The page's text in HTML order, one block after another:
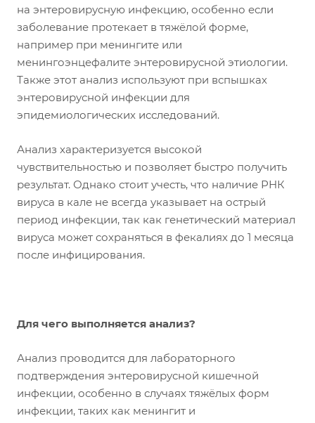
на энтеровирусную инфекцию, особенно если
заболевание протекает в тяжёлой форме,
например при менингите или
менингоэнцефалите энтеровирусной этиологии.
Также этот анализ используют при вспышках
энтеровирусной инфекции для
эпидемиологических исследований.
Анализ характеризуется высокой
чувствительностью и позволяет быстро получить
результат. Однако стоит учесть, что наличие РНК
вируса в кале не всегда указывает на острый
период инфекции, так как генетический материал
вируса может сохраняться в фекалиях до 1 месяца
после инфицирования.
Для чего выполняется анализ?
Анализ проводится для лабораторного
подтверждения энтеровирусной кишечной
инфекции, особенно в случаях тяжёлых форм
инфекции, таких как менингит и